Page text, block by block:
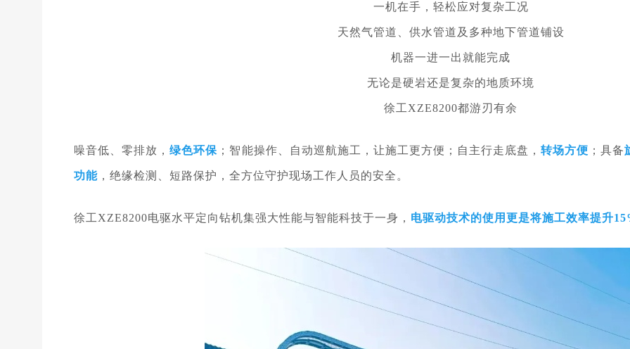
一机在手，轻松应对复杂工况
天然气管道、供水管道及多种地下管道铺设
机器一进一出就能完成
无论是硬岩还是复杂的地质环境
徐工XZE8200都游刃有余
噪音低、零排放，绿色环保 ；智能操作、自动巡航施工，让施工更方便；自主行走底盘，转场方便 ；具备
功能 ，绝缘检测、短路保护，全方位守护现场工作人员的安全。
徐工XZE8200电驱水平定向钻机集强大性能与智能科技于一身， 电驱动技术的使用更是将施工效率提升